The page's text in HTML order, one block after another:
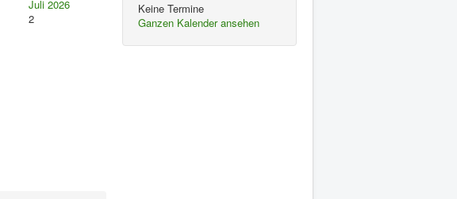
Juli 2026
2
Keine Termine
Ganzen Kalender ansehen